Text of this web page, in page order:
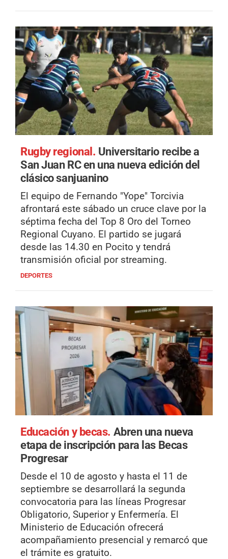
Rugby regional. Universitario recibe a
San Juan RC en una nueva edición del
clásico sanjuanino
El equipo de Fernando "Yope" Torcivia
afrontará este sábado un cruce clave por la
séptima fecha del Top 8 Oro del Torneo
Regional Cuyano. El partido se jugará
desde las 14.30 en Pocito y tendrá
transmisión oficial por streaming.
DEPORTES
Educación y becas. Abren una nueva
etapa de inscripción para las Becas
Progresar
Desde el 10 de agosto y hasta el 11 de
septiembre se desarrollará la segunda
convocatoria para las líneas Progresar
Obligatorio, Superior y Enfermería. El
Ministerio de Educación ofrecerá
acompañamiento presencial y remarcó que
el trámite es gratuito.